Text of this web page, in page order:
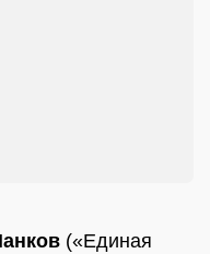
(«Единая